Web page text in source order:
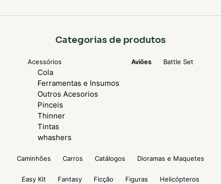
Categorias de produtos
Acessórios
Cola
Ferramentas e Insumos
Outros Acesorios
Pinceis
Thinner
Tintas
whashers
Aviões Battle Set
Caminhões Carros Catálogos Dioramas e Maquetes
Easy Kit Fantasy Ficção Figuras Helicópteros